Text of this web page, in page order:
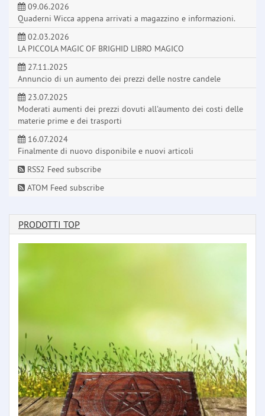
09.06.2026
Quaderni Wicca appena arrivati a magazzino e informazioni.
02.03.2026
LA PICCOLA MAGIC OF BRIGHID LIBRO MAGICO
27.11.2025
Annuncio di un aumento dei prezzi delle nostre candele
23.07.2025
Moderati aumenti dei prezzi dovuti all'aumento dei costi delle
materie prime e dei trasporti
16.07.2024
Finalmente di nuovo disponibile e nuovi articoli
RSS2 Feed subscribe
ATOM Feed subscribe
PRODOTTI TOP